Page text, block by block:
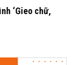
‘Gieo chữ,